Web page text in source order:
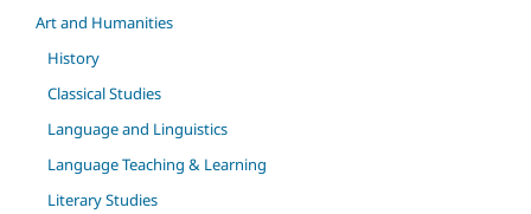
Art and Humanities
History
Classical Studies
Language and Linguistics
Language Teaching & Learning
Literary Studies